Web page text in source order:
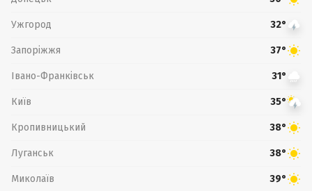
Ужгород 32°
Запоріжжя 37°
Івано-Франківськ 31°
Київ 35°
Кропивницький 38°
Луганськ 38°
Миколаїв 39°